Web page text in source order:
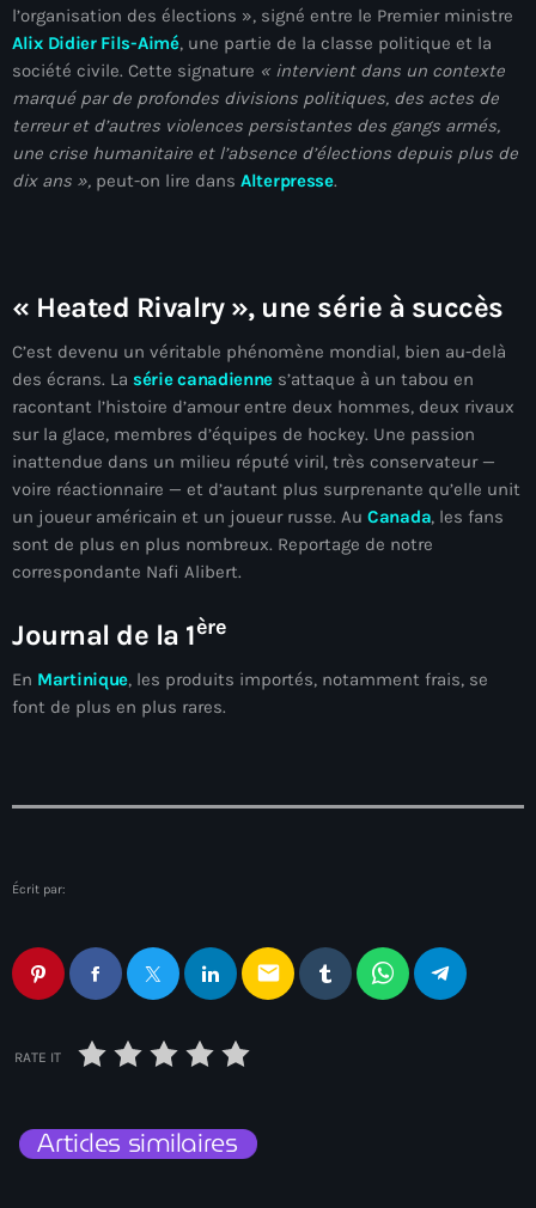
#HPK
#KPK
#NouBoukeTann
1937 parsley massacre
2024 election
2024 Elections
2024 Paris Olympics
2024 summer olympics
2025 Elections
2026 World Cup Qualifiers
21 Nasyon
34th cohort of the PNH
AAN
Abrite-toi
Acte de l'Indépendance d'Haiti
activism
l’organisation des élections », signé entre le Premier ministre
Alix Didier Fils-Aimé, une partie de la classe politique et la
société civile. Cette signature « intervient dans un contexte
marqué par de profondes divisions politiques, des actes de
terreur et d’autres violences persistantes des gangs armés,
une crise humanitaire et l’absence d’élections depuis plus de
dix ans », peut-on lire dans Alterpresse.
« Heated Rivalry », une série à succès
C’est devenu un véritable phénomène mondial, bien au-delà
des écrans. La série canadienne s’attaque à un tabou en
racontant l’histoire d’amour entre deux hommes, deux rivaux
sur la glace, membres d’équipes de hockey. Une passion
inattendue dans un milieu réputé viril, très conservateur —
voire réactionnaire — et d’autant plus surprenante qu’elle unit
un joueur américain et un joueur russe. Au Canada, les fans
sont de plus en plus nombreux. Reportage de notre
correspondante Nafi Alibert.
Journal de la 1ère
En Martinique, les produits importés, notamment frais, se
font de plus en plus rares.
Écrit par:
email
RATE IT
Articles similaires